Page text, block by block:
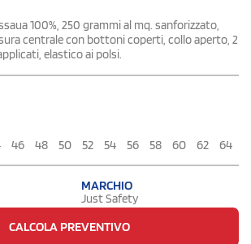
100%, 250 grammi al mq. sanforizzato,
centrale con bottoni coperti, collo aperto, 2
elastico ai polsi.
46 48 50 52 54 56 58 60 62 64
MARCHIO
Just Safety
CALCOLA PREVENTIVO